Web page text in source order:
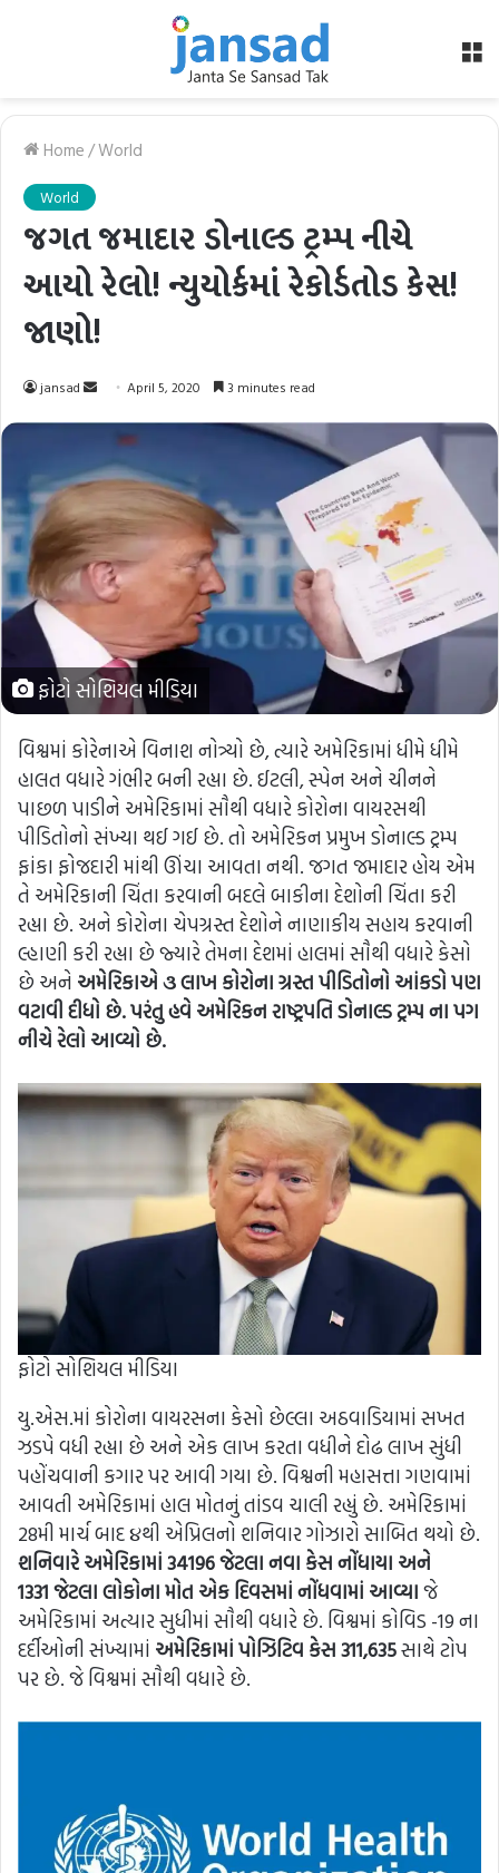
Home/World
World
જગત જમાદાર ડોનાલ્ડ ટ્રમ્પ નીચે
આયો રેલો! ન્યુયોર્કમાં રેકોર્ડતોડ કેસ!
જાણો!
jansad
Send
email
April 5, 2020 3 minutes read
ફોટો સોશિયલ મીડિયા
વિશ્વમાં કોરેનાએ વિનાશ નોત્ર્યો છે, ત્યારે અમેરિકામાં ધીમે ધીમે
હાલત વધારે ગંભીર બની રહ્યા છે. ઈટલી, સ્પેન અને ચીનને
પાછળ પાડીને અમેરિકામાં સૌથી વધારે કોરોના વાયરસથી
પીડિતોનો સંખ્યા થઈ ગઈ છે. તો અમેરિકન પ્રમુખ ડોનાલ્ડ ટ્રમ્પ
ફાંકા ફોજદારી માંથી ઊંચા આવતા નથી. જગત જમાદાર હોય એમ
તે અમેરિકાની ચિંતા કરવાની બદલે બાકીના દેશોની ચિંતા કરી
રહ્યા છે. અને કોરોના ચેપગ્રસ્ત દેશોને નાણાકીય સહાય કરવાની
લ્હાણી કરી રહ્યા છે જ્યારે તેમના દેશમાં હાલમાં સૌથી વધારે કેસો
છે અને અમેરિકાએ ૩ લાખ કોરોના ગ્રસ્ત પીડિતોનો આંકડો પણ
વટાવી દીધો છે. પરંતુ હવે અમેરિકન રાષ્ટ્રપતિ ડોનાલ્ડ ટ્રમ્પ ના પગ
નીચે રેલો આવ્યો છે.
ફોટો સોશિયલ મીડિયા
યુ.એસ.માં કોરોના વાયરસના કેસો છેલ્લા અઠવાડિયામાં સખત
ઝડપે વધી રહ્યા છે અને એક લાખ કરતા વધીને દોઢ લાખ સુંધી
પહોંચવાની કગાર પર આવી ગયા છે. વિશ્વની મહાસત્તા ગણવામાં
આવતી અમેરિકામાં હાલ મોતનું તાંડવ ચાલી રહ્યું છે. અમેરિકામાં
28મી માર્ચ બાદ ૪થી એપ્રિલનો શનિવાર ગોઝારો સાબિત થયો છે.
શનિવારે અમેરિકામાં 34196 જેટલા નવા કેસ નોંધાયા અને
1331 જેટલા લોકોના મોત એક દિવસમાં નોંધવામાં આવ્યાજે
અમેરિકામાં અત્યાર સુધીમાં સૌથી વધારે છે. વિશ્વમાં કોવિડ -19 ના
દર્દીઓની સંખ્યામાં અમેરિકામાં પોઝિટિવ કેસ 311,635સાથે ટોપ
પર છે. જે વિશ્વમાં સૌથી વધારે છે.